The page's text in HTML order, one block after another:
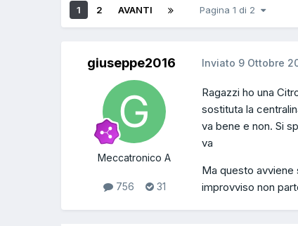
1 2 AVANTI Pagina 1 di 2
giuseppe2016
Meccatronico A
756 31
Inviato 9 Ottobre
Ragazzi ho una
sostituta la
va bene e non. Si
va
Ma questo
improvviso non